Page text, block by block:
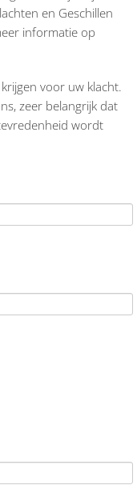
en Geschillen
informatie op
voor uw klacht.
zeer belangrijk dat
wordt